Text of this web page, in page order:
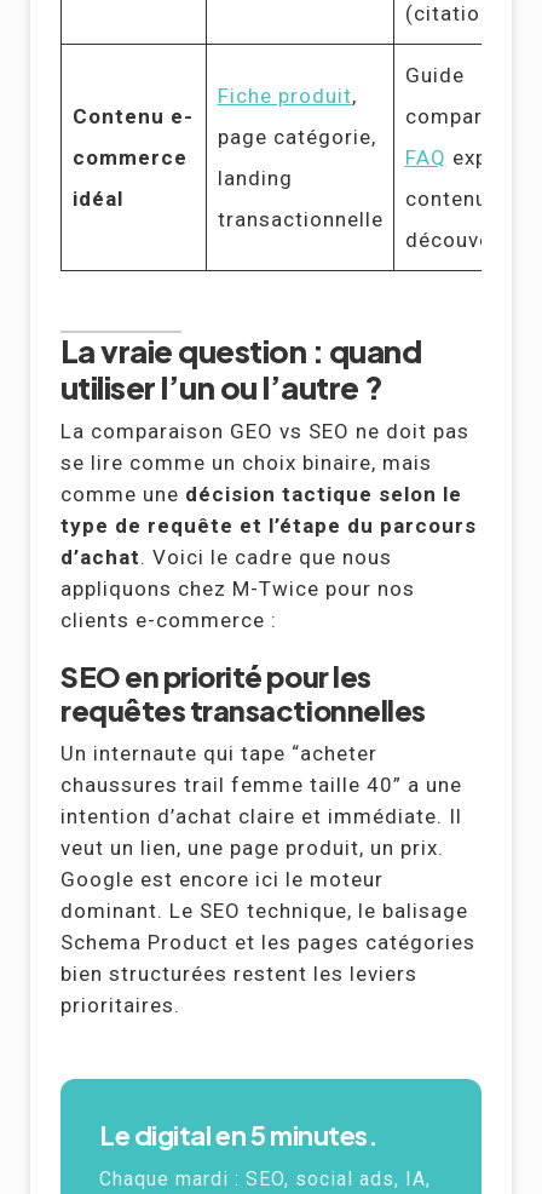
(citations)
Contenu e-
commerce
idéal
Fiche produit,
page catégorie,
landing
transactionnelle
Guide
comparatif,
FAQ expert,
contenu de
découverte
La vraie question : quand
utiliser l’un ou l’autre ?
La comparaison GEO vs SEO ne doit pas
se lire comme un choix binaire, mais
comme une décision tactique selon le
type de requête et l’étape du parcours
d’achat. Voici le cadre que nous
appliquons chez M-Twice pour nos
clients e-commerce :
SEO en priorité pour les
requêtes transactionnelles
Un internaute qui tape “acheter
chaussures trail femme taille 40” a une
intention d’achat claire et immédiate. Il
veut un lien, une page produit, un prix.
Google est encore ici le moteur
dominant. Le SEO technique, le balisage
Schema Product et les pages catégories
bien structurées restent les leviers
prioritaires.
Le digital en 5 minutes.
Chaque mardi : SEO, social ads, IA,